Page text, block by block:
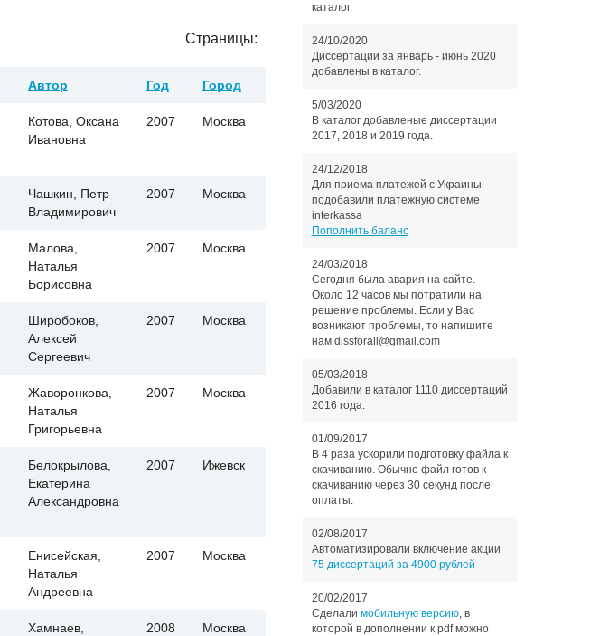
Страницы:
Автор Год Город
Котова, Оксана
Ивановна
2007 Москва
Чашкин, Петр
Владимирович
2007 Москва
Малова,
Наталья
Борисовна
2007 Москва
Широбоков,
Алексей
Сергеевич
2007 Москва
Жаворонкова,
Наталья
Григорьевна
2007 Москва
Белокрылова,
Екатерина
Александровна
2007 Ижевск
Енисейская,
Наталья
Андреевна
2007 Москва
Хамнаев,
2008 Москва
каталог.
24/10/2020
Диссертации за январь - июнь 2020
добавлены в каталог.
5/03/2020
В каталог добавленые диссертации
2017, 2018 и 2019 года.
24/12/2018
Для приема платежей с Украины
подобавили платежную системе
interkassa
Пополнить баланс
24/03/2018
Сегодня была авария на сайте.
Около 12 часов мы потратили на
решение проблемы. Если у Вас
возникают проблемы, то напишите
нам dissforall@gmail.com
05/03/2018
Добавили в каталог 1110 диссертаций
2016 года.
01/09/2017
В 4 раза ускорили подготовку файла к
скачиванию. Обычно файл готов к
скачиванию через 30 секунд после
оплаты.
02/08/2017
Автоматизировали включение акции
75 диссертаций за 4900 рублей
20/02/2017
Сделали мобильную версию, в
которой в дополнении к pdf можно